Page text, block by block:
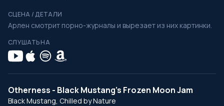
СЦЕНА / ДЕТАЛИ
Арлен смотрит порно-журналы и вырезает из них картинки.
СЛУШАТЬ НА
Otherness - Black Mustang's Frozen Moon Jam
Black Mustang, Chilled by Nature